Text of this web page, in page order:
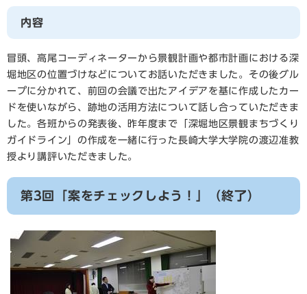
内容
冒頭、高尾コーディネーターから景観計画や都市計画における深
堀地区の位置づけなどについてお話いただきました。その後グル
ープに分かれて、前回の会議で出たアイデアを基に作成したカー
ドを使いながら、跡地の活用方法について話し合っていただきま
した。各班からの発表後、昨年度まで「深堀地区景観まちづくり
ガイドライン」の作成を一緒に行った長崎大学大学院の渡辺准教
授より講評いただきました。
第3回「案をチェックしよう！」（終了）